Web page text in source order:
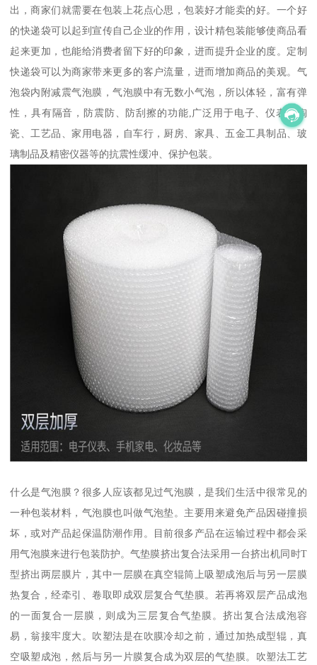
出，商家们就需要在包装上花点心思，包装好才能卖的好。一个好
的快递袋可以起到宣传自己企业的作用，设计精包装能够使商品看
起来更加，也能给消费者留下好的印象，进而提升企业的度。定制
快递袋可以为商家带来更多的客户流量，进而增加商品的美观。气
泡袋内附减震气泡膜，气泡膜中有无数小气泡，所以体轻，富有弹
性，具有隔音，防震防、防刮擦的功能,广泛用于电子、仪表、陶
瓷、工艺品、家用电器，自车行，厨房、家具、五金工具制品、玻
璃制品及精密仪器等的抗震性缓冲、保护包装。
什么是气泡膜？很多人应该都见过气泡膜，是我们生活中很常见的
一种包装材料，气泡膜也叫做气泡垫。主要用来避免产品因碰撞损
坏，或对产品起保温防潮作用。目前很多产品在运输过程中都会采
用气泡膜来进行包装防护。气垫膜挤出复合法采用一台挤出机同时T
型挤出两层膜片，其中一层膜在真空辊筒上吸塑成泡后与另一层膜
热复合，经牵引、卷取即成双层复合气垫膜。若再将双层产品成泡
的一面复合一层膜，则成为三层复合气垫膜。挤出复合法成泡容
易，翁接牢度大。吹塑法是在吹膜冷却之前，通过加热成型辊，真
空吸塑成泡，然后与另一片膜复合成为双层的气垫膜。吹塑法工艺